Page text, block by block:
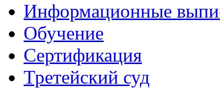
Информационные
Обучение
Сертификация
Третейский суд